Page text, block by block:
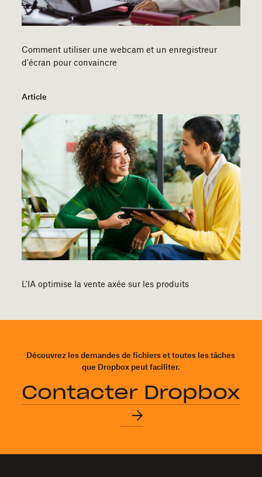
Comment utiliser une webcam et un enregistreur
d'écran pour convaincre
Article
L'IA optimise la vente axée sur les produits
Découvrez les demandes de fichiers et toutes les tâches
que Dropbox peut faciliter.
Contacter Dropbox